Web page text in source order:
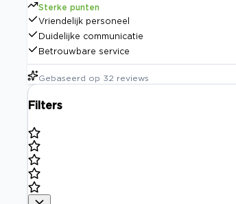
Sterke punten
Vriendelijk personeel
Duidelijke communicatie
Betrouwbare service
Gebaseerd op 32 reviews
Filters